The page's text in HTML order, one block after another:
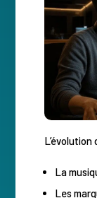
La
Les